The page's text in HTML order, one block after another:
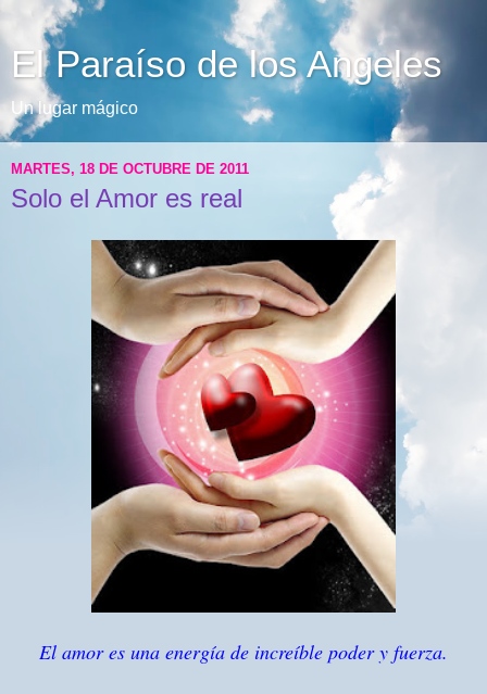
El Paraíso de los Angeles
Un lugar mágico
MARTES, 18 DE OCTUBRE DE 2011
Solo el Amor es real
El amor es una energía de increíble poder y fuerza.